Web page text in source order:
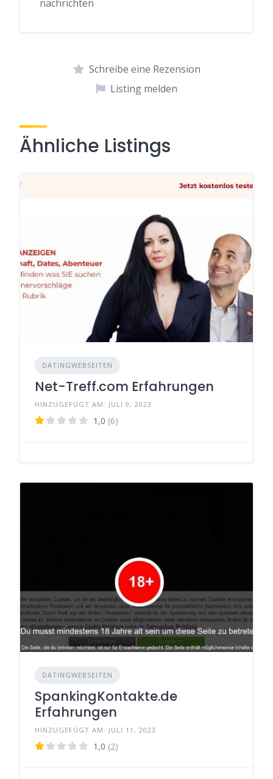
nachrichten
Schreibe eine Rezension
Listing melden
Ähnliche Listings
DATINGWEBSEITEN
Net-Treff.com Erfahrungen
HINZUGEFÜGT AM: JULI 9, 2023
1,0 (6)
DATINGWEBSEITEN
SpankingKontakte.de
Erfahrungen
HINZUGEFÜGT AM: JULI 11, 2023
1,0 (2)